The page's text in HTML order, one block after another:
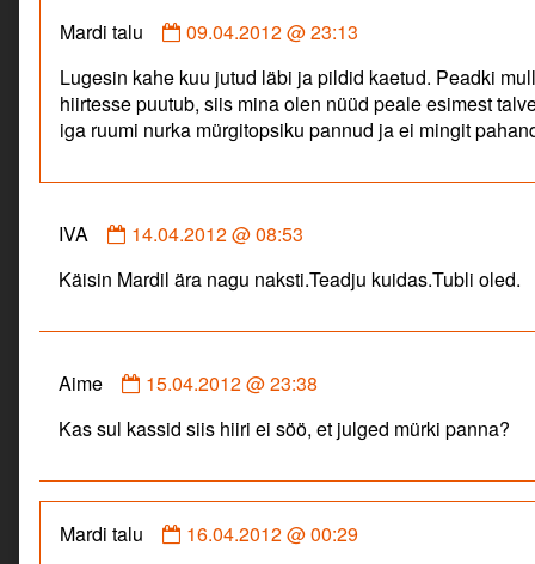
Mardi talu
Comment
Mardi
talu
published
09.04.2012 @ 23:13
Lugesin kahe kuu jutud läbi ja pildid kaetud. Peadki
hiirtesse puutub, siis mina olen nüüd peale esimest
iga ruumi nurka mürgitopsiku pannud ja ei mingit
IVA
Comment
IVA
on
14.04.2012 @ 08:53
Käisin Mardil ära nagu naksti.Teadju kuidas.Tubli oled.
Aime
Comment
Aime
on
15.04.2012 @ 23:38
Kas sul kassid siis hiiri ei söö, et julged mürki panna?
Mardi talu
Comment
16.04.2012 @ 00:29